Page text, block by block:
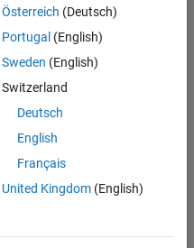
and
Server
Österreich (Deutsch)
Portugal (English)
Sweden (English)
Switzerland
Deutsch
English
Français
United Kingdom(English)